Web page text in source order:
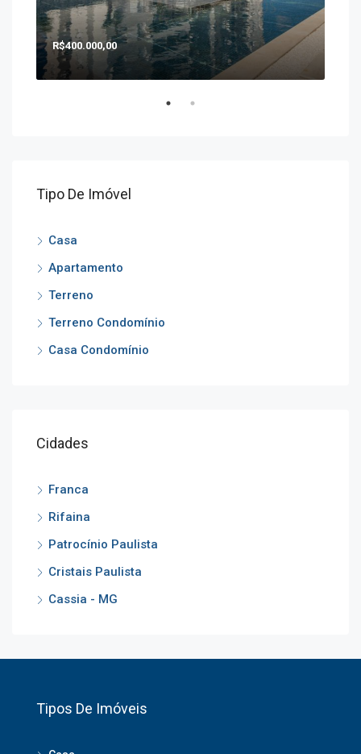
R$400.000,00
Tipo De Imóvel
Casa
Apartamento
Terreno
Terreno Condomínio
Casa Condomínio
Cidades
Franca
Rifaina
Patrocínio Paulista
Cristais Paulista
Cassia - MG
Tipos De Imóveis